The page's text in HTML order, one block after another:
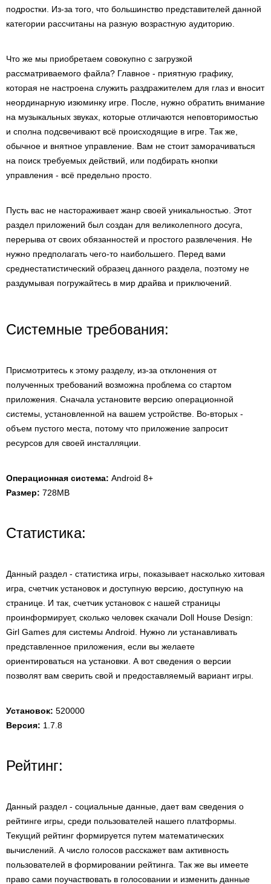
подростки. Из-за того, что большинство представителей данной
категории рассчитаны на разную возрастную аудиторию.
Что же мы приобретаем совокупно с загрузкой
рассматриваемого файла? Главное - приятную графику,
которая не настроена служить раздражителем для глаз и вносит
неординарную изюминку игре. После, нужно обратить внимание
на музыкальных звуках, которые отличаются неповторимостью
и сполна подсвечивают всё происходящие в игре. Так же,
обычное и внятное управление. Вам не стоит заморачиваться
на поиск требуемых действий, или подбирать кнопки
управления - всё предельно просто.
Пусть вас не настораживает жанр своей уникальностью. Этот
раздел приложений был создан для великолепного досуга,
перерыва от своих обязанностей и простого развлечения. Не
нужно предполагать чего-то наибольшего. Перед вами
среднестатистический образец данного раздела, поэтому не
раздумывая погружайтесь в мир драйва и приключений.
Системные требования:
Присмотритесь к этому разделу, из-за отклонения от
полученных требований возможна проблема со стартом
приложения. Сначала установите версию операционной
системы, установленной на вашем устройстве. Во-вторых -
объем пустого места, потому что приложение запросит
ресурсов для своей инсталляции.
Операционная система: Android 8+
Размер: 728MB
Статистика:
Данный раздел - статистика игры, показывает насколько хитовая
игра, счетчик установок и доступную версию, доступную на
странице. И так, счетчик установок с нашей страницы
проинформирует, сколько человек скачали Doll House Design:
Girl Games для системы Android. Нужно ли устанавливать
представленное приложения, если вы желаете
ориентироваться на установки. А вот сведения о версии
позволят вам сверить свой и предоставляемый вариант игры.
Установок: 520000
Версия: 1.7.8
Рейтинг:
Данный раздел - социальные данные, дает вам сведения о
рейтинге игры, среди пользователей нашего платформы.
Текущий рейтинг формируется путем математических
вычислений. А число голосов расскажет вам активность
пользователей в формировании рейтинга. Так же вы имеете
право сами поучаствовать в голосовании и изменить данные